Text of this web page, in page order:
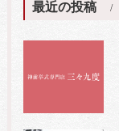
最近の投稿